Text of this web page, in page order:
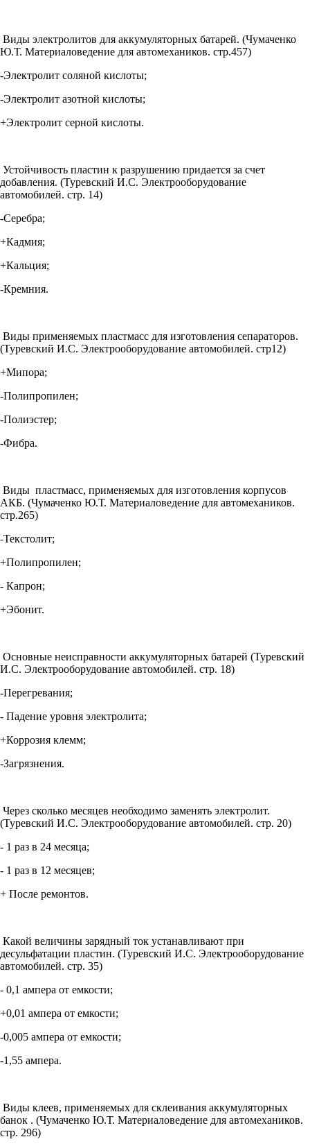
Виды электролитов для аккумуляторных батарей. (Чумаченко
Ю.Т. Материаловедение для автомехаников. стр.457)
-Электролит соляной кислоты;
-Электролит азотной кислоты;
+Электролит серной кислоты.
Устойчивость пластин к разрушению придается за счет
добавления. (Туревский И.С. Электрооборудование
автомобилей. стр. 14)
-Серебра;
+Кадмия;
+Кальция;
-Кремния.
Виды применяемых пластмасс для изготовления сепараторов.
(Туревский И.С. Электрооборудование автомобилей. стр12)
+Мипора;
-Полипропилен;
-Полиэстер;
-Фибра.
Виды пластмасс, применяемых для изготовления корпусов
АКБ. (Чумаченко Ю.Т. Материаловедение для автомехаников.
стр.265)
-Текстолит;
+Полипропилен;
- Капрон;
+Эбонит.
Основные неисправности аккумуляторных батарей (Туревский
И.С. Электрооборудование автомобилей. стр. 18)
-Перегревания;
- Падение уровня электролита;
+Коррозия клемм;
-Загрязнения.
Через сколько месяцев необходимо заменять электролит.
(Туревский И.С. Электрооборудование автомобилей. стр. 20)
- 1 раз в 24 месяца;
- 1 раз в 12 месяцев;
+ После ремонтов.
Какой величины зарядный ток устанавливают при
десульфатации пластин. (Туревский И.С. Электрооборудование
автомобилей. стр. 35)
- 0,1 ампера от емкости;
+0,01 ампера от емкости;
-0,005 ампера от емкости;
-1,55 ампера.
Виды клеев, применяемых для склеивания аккумуляторных
банок . (Чумаченко Ю.Т. Материаловедение для автомехаников.
стр. 296)